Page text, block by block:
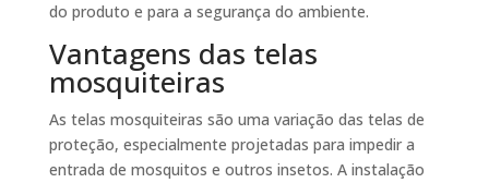
do produto e para a segurança do ambiente.
Vantagens das telas
mosquiteiras
As telas mosquiteiras são uma variação das telas de
proteção, especialmente projetadas para impedir a
entrada de mosquitos e outros insetos. A instalação